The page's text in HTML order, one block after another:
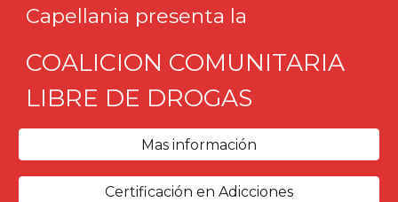
Capellania presenta la
COALICION COMUNITARIA
LIBRE DE DROGAS
Mas información
Certificación en Adicciones